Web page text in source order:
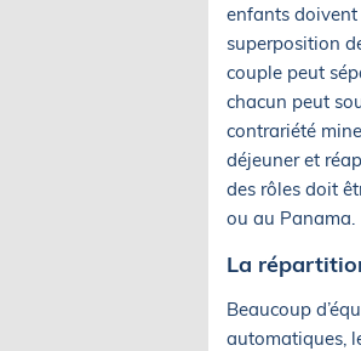
enfants doivent
superposition
couple peut
chacun peut
contrariété
déjeuner et
des rôles doit
ou au Panama.
La
Beaucoup
automatiques,